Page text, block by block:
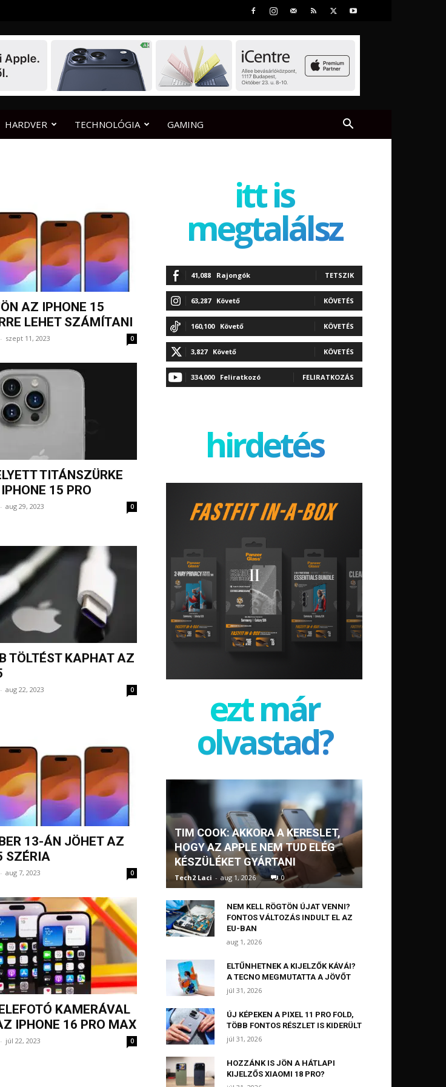
HARDVER TECHNOLÓGIA GAMING
AZ IPHONE 15
LEHET SZÁMÍTANI
- szept 11, 2023 0
TITÁNSZÜRKE
15 PRO
- aug 29, 2023 0
TÖLTÉST KAPHAT AZ
- aug 22, 2023 0
13-ÁN JÖHET AZ
SZÉRIA
- aug 7, 2023 0
KAMERÁVAL
IPHONE 16 PRO MAX
- júl 22, 2023 0
itt is
megtalálsz
41,088 Rajongók TETSZIK
63,287 Követő KÖVETÉS
160,100 Követő KÖVETÉS
3,827 Követő KÖVETÉS
334,000 Feliratkozó FELIRATKOZÁS
hirdetés
ezt már
olvastad?
TIM COOK: AKKORA A KERESLET,
HOGY AZ APPLE NEM TUD ELÉG
KÉSZÜLÉKET GYÁRTANI
Tech2 Laci - aug 1, 2026 0
NEM KELL RÖGTÖN ÚJAT VENNI?
FONTOS VÁLTOZÁS INDULT EL AZ
EU-BAN
aug 1, 2026
ELTŰNHETNEK A KIJELZŐK KÁVÁI?
A TECNO MEGMUTATTA A JÖVŐT
júl 31, 2026
ÚJ KÉPEKEN A PIXEL 11 PRO FOLD,
TÖBB FONTOS RÉSZLET IS KIDERÜLT
júl 31, 2026
HOZZÁNK IS JÖN A HÁTLAPI
KIJELZŐS XIAOMI 18 PRO?